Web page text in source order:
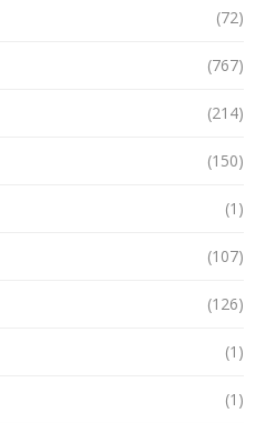
(72)
(767)
(214)
(150)
(1)
(107)
(126)
(1)
(1)